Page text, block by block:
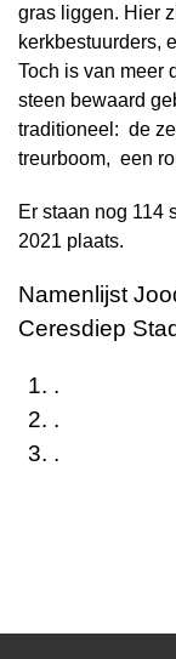
gras liggen. Hier
kerkbestuurders,
Toch is van meer
steen bewaard
traditioneel: de
treurboom, een
Er staan nog 114
2021 plaats.
Namenlijst
Ceresdiep
.
.
.